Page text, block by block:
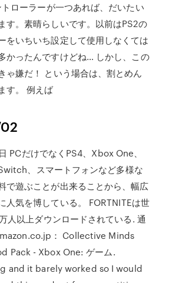
ローラーが一つあれば、だいたい
す。素晴らしいです。以前はPS2の
をいちいち設定して使用しなくては
かったんですけどね… しかし、この
ゃ嫌だ！ という場合は、割とめん
す。 例えば
PCだけでなくPS4、Xbox One、
、スマートフォンなど多様な
で遊ぶことが出来ることから、幅広
人気を博している。 FORTNITEは世
人以上ダウンロードされている. 通
： Collective Minds
Pack - Xbox One: ゲーム.
and it barely worked so I would